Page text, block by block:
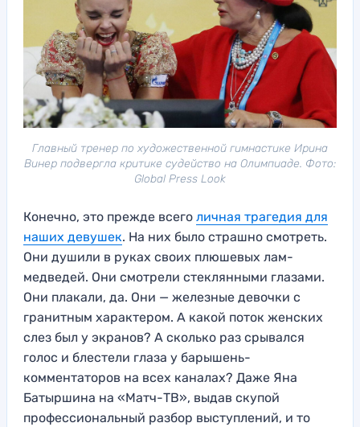
Главный тренер по художественной гимнастике Ирина
Винер подвергла критике судейство на Олимпиаде. Фото:
Global Press Look
Конечно, это прежде всего личная трагедия для
наших девушек. На них было страшно смотреть.
Они душили в руках своих плюшевых лам-
медведей. Они смотрели стеклянными глазами.
Они плакали, да. Они — железные девочки с
гранитным характером. А какой поток женских
слез был у экранов? А сколько раз срывался
голос и блестели глаза у барышень-
комментаторов на всех каналах? Даже Яна
Батыршина на «Матч-ТВ», выдав скупой
профессиональный разбор выступлений, и то